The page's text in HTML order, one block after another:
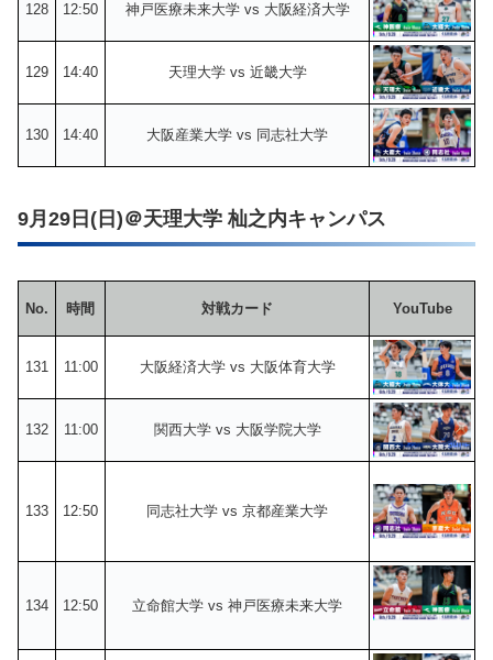
128 12:50 神戸医療未来大学 vs 大阪経済大学
129 14:40 天理大学 vs 近畿大学
130 14:40 大阪産業大学 vs 同志社大学
9月29日(日)＠天理大学 杣之内キャンパス
No. 時間 対戦カード YouTube
131 11:00 大阪経済大学 vs 大阪体育大学
132 11:00 関西大学 vs 大阪学院大学
133 12:50 同志社大学 vs 京都産業大学
134 12:50 立命館大学 vs 神戸医療未来大学